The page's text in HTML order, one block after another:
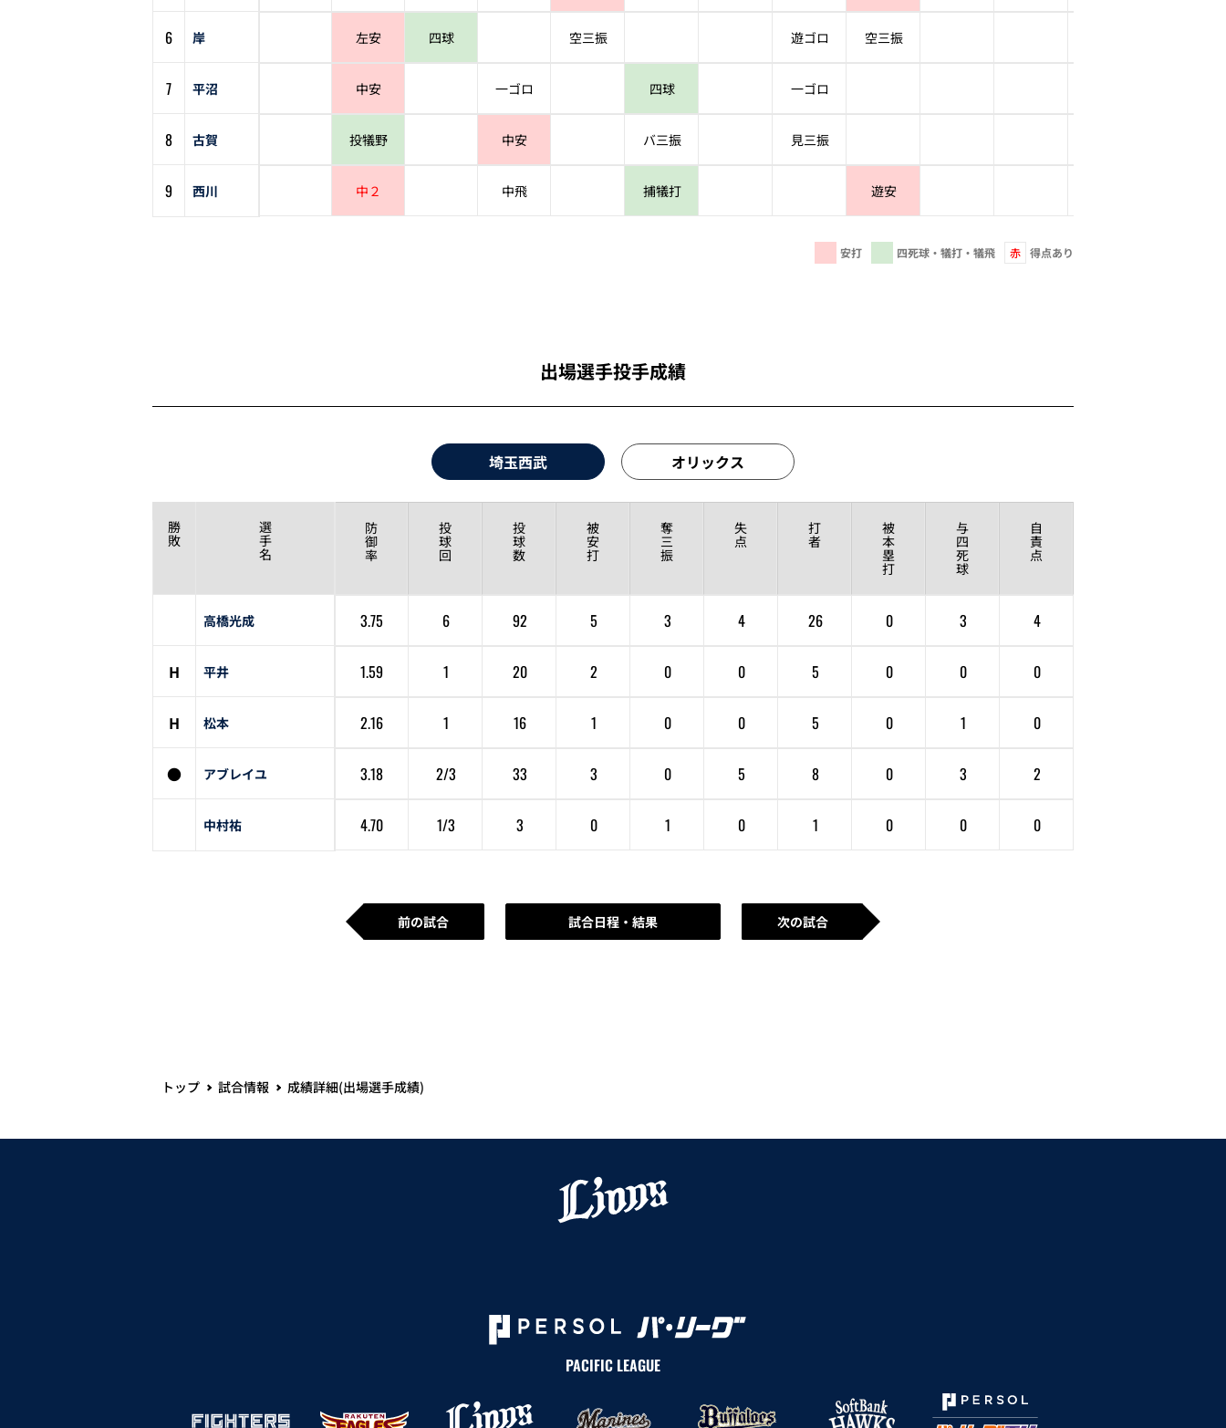
6 岸 左安 四球 空三振 遊ゴロ 空三振
7 平沼 中安 一ゴロ 四球 一ゴロ
8 古賀 投犠野 中安 バ三振 見三振
9 西川 中２ 中飛 捕犠打 遊安
安打 四死球・犠打・犠飛 赤 得点あり
出場選手投手成績
埼玉西武 オリックス
勝
敗
選
手
名
防
御
率
投
球
回
投
球
数
被
安
打
奪
三
振
失
点
打
者
被
本
塁
打
与
四
死
球
自
責
点
高橋光成 3.75 6 92 5 3 4 26 0 3 4
H 平井 1.59 1 20 2 0 0 5 0 0 0
H 松本 2.16 1 16 1 0 0 5 0 1 0
● アブレイユ 3.18 2/3 33 3 0 5 8 0 3 2
中村祐 4.70 1/3 3 0 1 0 1 0 0 0
前の試合 試合日程・結果 次の試合
トップ 試合情報 成績詳細(出場選手成績)
PACIFIC LEAGUE